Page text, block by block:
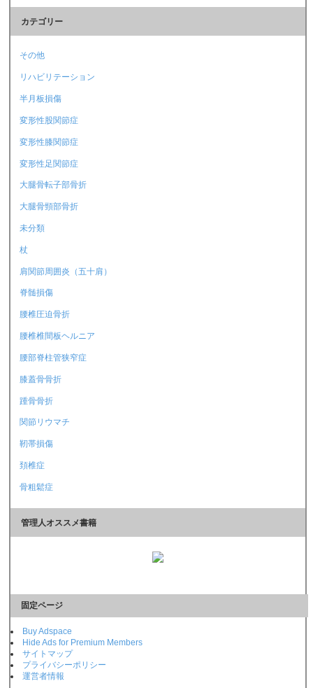
カテゴリー
その他
リハビリテーション
半月板損傷
変形性股関節症
変形性膝関節症
変形性足関節症
大腿骨転子部骨折
大腿骨頸部骨折
未分類
杖
肩関節周囲炎（五十肩）
脊髄損傷
腰椎圧迫骨折
腰椎椎間板ヘルニア
腰部脊柱管狭窄症
膝蓋骨骨折
踵骨骨折
関節リウマチ
靭帯損傷
頚椎症
骨粗鬆症
管理人オススメ書籍
固定ページ
Buy Adspace
Hide Ads for Premium Members
サイトマップ
プライバシーポリシー
運営者情報